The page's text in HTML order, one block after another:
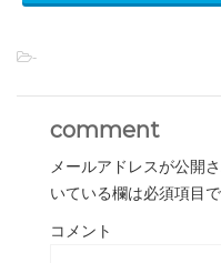
-
comment
メールアドレスが公開
いている欄は必須項目
コメント